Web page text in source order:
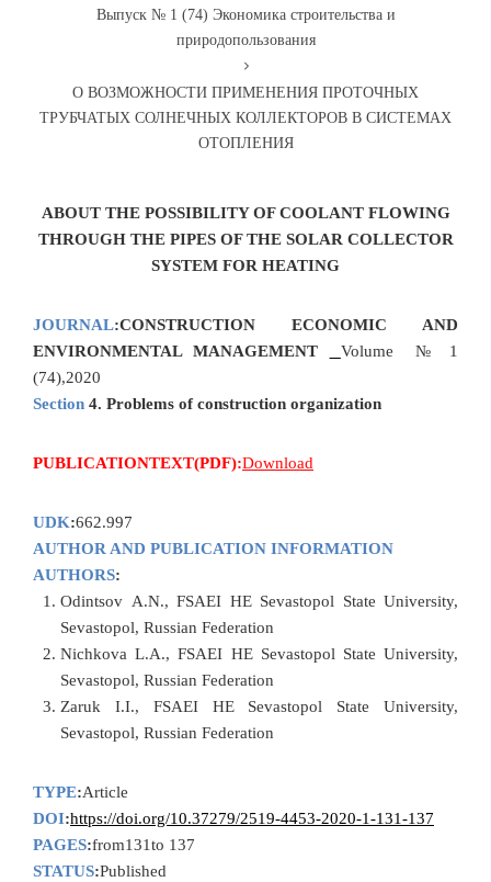
Выпуск № 1 (74) Экономика строительства и
природопользования
О ВОЗМОЖНОСТИ ПРИМЕНЕНИЯ ПРОТОЧНЫХ
ТРУБЧАТЫХ СОЛНЕЧНЫХ КОЛЛЕКТОРОВ В СИСТЕМАХ
ОТОПЛЕНИЯ
ABOUT THE POSSIBILITY OF COOLANT FLOWING
THROUGH THE PIPES OF THE SOLAR COLLECTOR
SYSTEM FOR HEATING
JOURNAL:CONSTRUCTION ECONOMIC AND
ENVIRONMENTAL MANAGEMENT
Volume № 1
(74),2020
Section 4. Problems of construction organization
PUBLICATIONTEXT(PDF):Download
UDK:662.997
AUTHOR AND PUBLICATION INFORMATION
AUTHORS:
Odintsov А.N., FSAEI HE Sevastopol State University,
Sevastopol, Russian Federation
Nichkova L.A., FSAEI HE Sevastopol State University,
Sevastopol, Russian Federation
Zaruk I.I., FSAEI HE Sevastopol State University,
Sevastopol, Russian Federation
TYPE:Article
DOI:https://doi.org/10.37279/2519-4453-2020-1-131-137
PAGES:from131to 137
STATUS:Published